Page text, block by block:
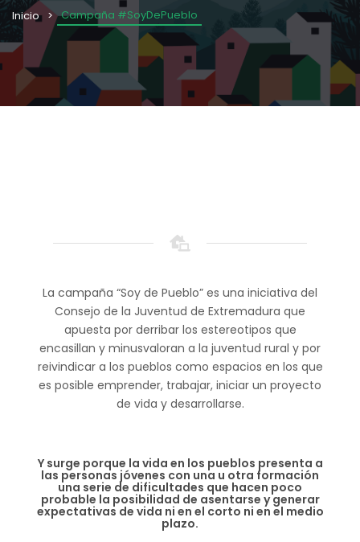
Inicio Campaña #SoyDePueblo
La campaña “Soy de Pueblo” es una iniciativa del
Consejo de la Juventud de Extremadura que
apuesta por derribar los estereotipos que
encasillan y minusvaloran a la juventud rural y por
reivindicar a los pueblos como espacios en los que
es posible emprender, trabajar, iniciar un proyecto
de vida y desarrollarse.
Y surge porque la vida en los pueblos presenta a
las personas jóvenes con una u otra formación
una serie de dificultades que hacen poco
probable la posibilidad de asentarse y generar
expectativas de vida ni en el corto ni en el medio
plazo.